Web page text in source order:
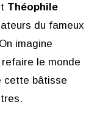
Théophile
du fameux
imagine
le monde
cette bâtisse